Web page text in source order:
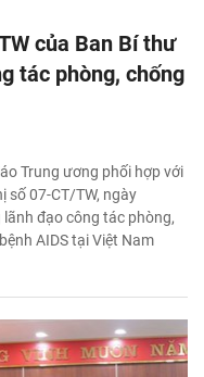
của Ban Bí thư
tác phòng, chống
Trung ương phối hợp với
số 07-CT/TW, ngày
đạo công tác phòng,
AIDS tại Việt Nam